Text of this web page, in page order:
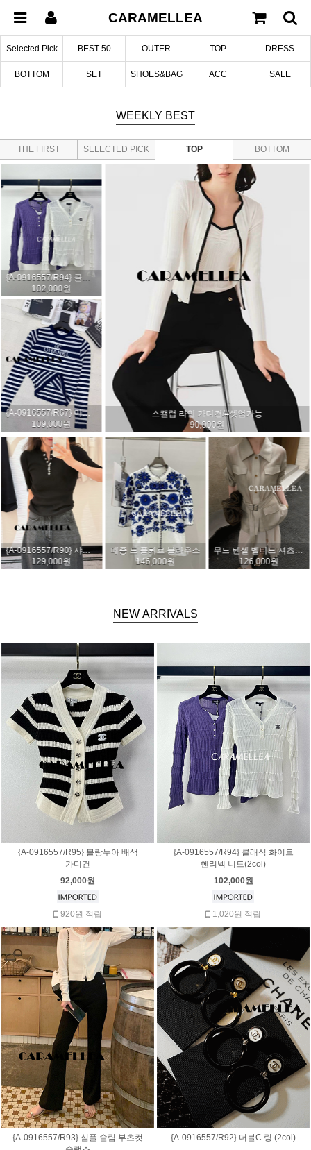
CARAMELLEA
Selected Pick BEST 50 OUTER TOP DRESS
BOTTOM SET SHOES&BAG ACC SALE
WEEKLY BEST
THE FIRST
SELECTED PICK TOP BOTTOM
트윙클 스트라스 데님 팬츠
134,000원
142,000원
블링스톤 세미 와이드 데님 팬츠
142,000원
86,000원
{수입}르블랑 실키 와이드 팬츠 (2col)
116,000원
가든 플로럴 팬츠
118,000원
NEW ARRIVALS
{A-0916557/R95} 블랑누아 배색
가디건
92,000원
920원 적립
{A-0916557/R94} 클래식 화이트
헨리넥 니트(2col)
102,000원
1,020원 적립
{A-0916557/R93} 심플 슬림 부츠컷
{A-0916557/R92} 더블C 링 (2col)